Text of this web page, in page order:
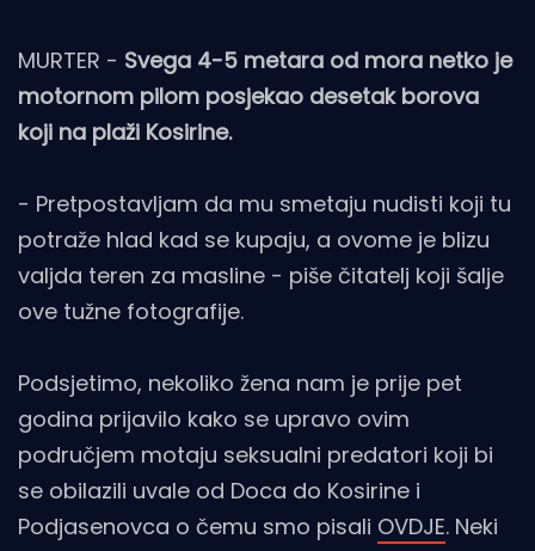
MURTER - Svega 4-5 metara od mora netko je
motornom pilom posjekao desetak borova
koji na plaži Kosirine.
- Pretpostavljam da mu smetaju nudisti koji tu
potraže hlad kad se kupaju, a ovome je blizu
valjda teren za masline - piše čitatelj koji šalje
ove tužne fotografije.
Podsjetimo, nekoliko žena nam je prije pet
godina prijavilo kako se upravo ovim
područjem motaju seksualni predatori koji bi
se obilazili uvale od Doca do Kosirine i
Podjasenovca o čemu smo pisali OVDJE. Neki